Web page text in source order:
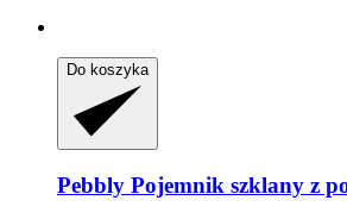
Do koszyka
Pebbly Pojemnik szklany z